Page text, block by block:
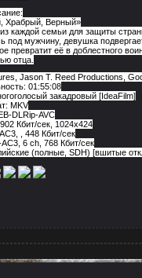
Храбрый, Верный»
семьи для защиты
под мужчину, девушка
её в доблестного
отца.
Jason T. Reed Productions,
01:55:08
закадровый [IdeaFilm]
MKV
DLRip-AVC
Кбит/сек, 1024x424
, 448 Кбит/сек
6 ch, 768 Кбит/сек
(полные, SDH) [вшитые